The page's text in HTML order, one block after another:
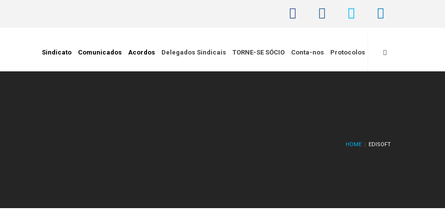
Sindicato Comunicados Acordos Delegados Sindicais TORNE-SE SÓCIO Conta-nos Protocolos
HOME EDISOFT